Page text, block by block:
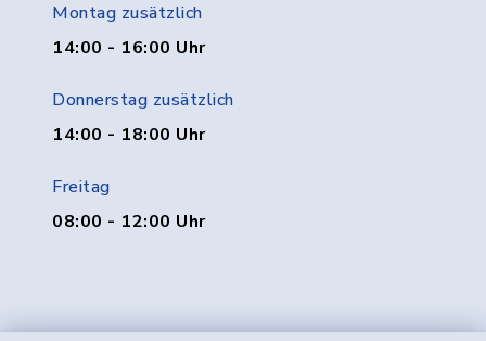
Montag zusätzlich
14:00 - 16:00 Uhr
Donnerstag zusätzlich
14:00 - 18:00 Uhr
Freitag
08:00 - 12:00 Uhr